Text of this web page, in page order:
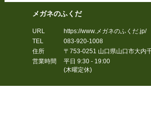
メガネのふくだ
URL
https://www.メガネのふくだ.jp/
TEL
083-920-1008
住所
〒753-0251 山口県山口市大内
営業時間
平日 9:30 - 19:00
(木曜定休)